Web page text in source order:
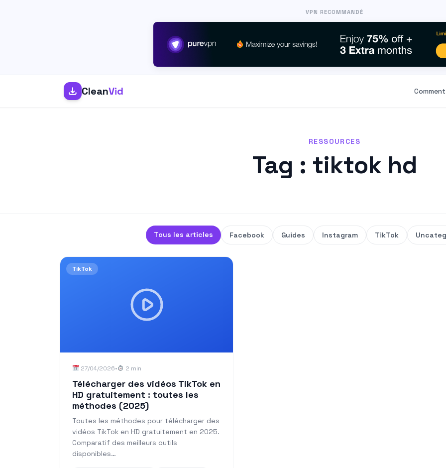
VPN RECOMMANDÉ
CleanVid
RESSOURCES
Tag : tiktok hd
Tous les articles Facebook Guides Instagram TikTok
TikTok
27/04/2026• 2 min
Télécharger des vidéos TikTok en
HD gratuitement : toutes les
méthodes (2025)
Toutes les méthodes pour télécharger des
vidéos TikTok en HD gratuitement en 2025.
Comparatif des meilleurs outils
disponibles…